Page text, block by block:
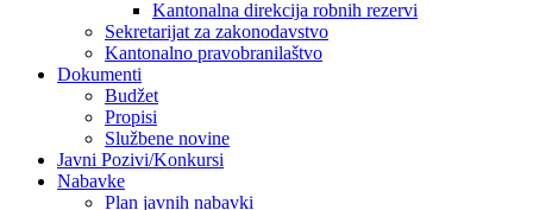
Kantonalna direkcija robnih rezervi
Sekretarijat za zakonodavstvo
Kantonalno pravobranilaštvo
Dokumenti
Budžet
Propisi
Službene novine
Javni Pozivi/Konkursi
Nabavke
Plan javnih nabavki